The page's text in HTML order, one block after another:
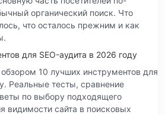
органический поиск. Что
что осталось прежним и как
для SEO-аудита в 2026 году
10 лучших инструментов для
Реальные тесты, сравнение
по выбору подходящего
видимости сайта в поисковых